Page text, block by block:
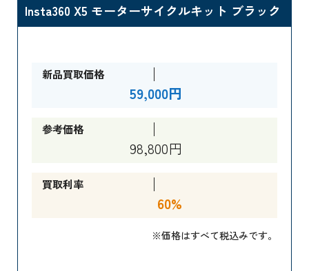
Insta360 X5 モーターサイクルキット ブラック
新品買取価格
59,000円
参考価格
98,800円
買取利率
60%
※価格はすべて税込みです。